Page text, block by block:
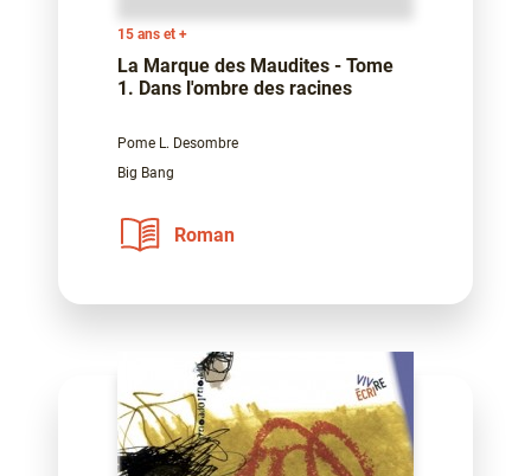
15 ans et +
La Marque des Maudites - Tome
1. Dans l'ombre des racines
Pome L. Desombre
Big Bang
Roman